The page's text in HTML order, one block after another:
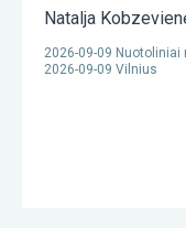
Natalja
2026-09-09 Nuotoliniai
2026-09-09 Vilnius